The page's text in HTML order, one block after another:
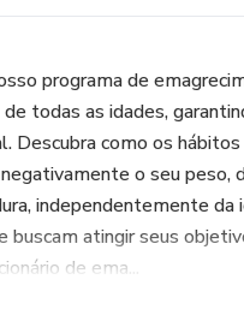
programa de
todas as idades,
Descubra como os
o seu peso,
independentemente
buscam atingir seus
de ema...